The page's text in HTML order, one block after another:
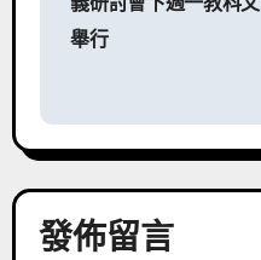
導舉行
發佈留言